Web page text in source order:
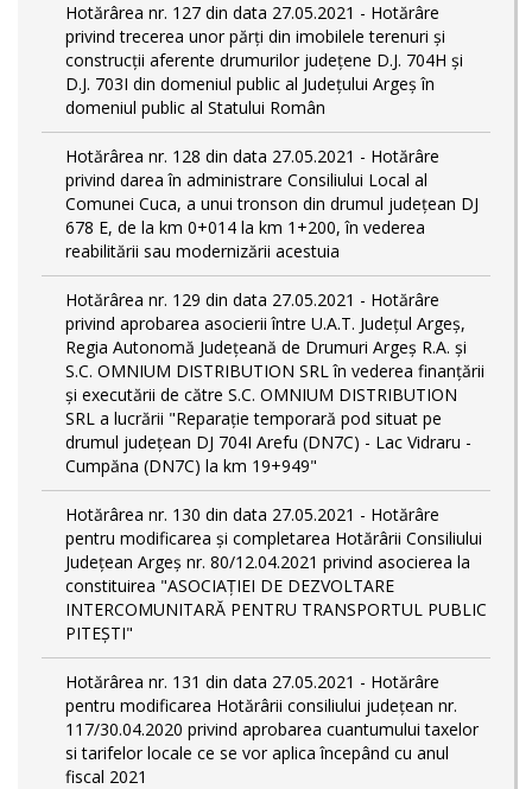
Hotărârea nr. 127 din data 27.05.2021 - Hotărâre
privind trecerea unor părţi din imobilele terenuri şi
construcţii aferente drumurilor județene D.J. 704H și
D.J. 703I din domeniul public al Județului Argeș în
domeniul public al Statului Român
Hotărârea nr. 128 din data 27.05.2021 - Hotărâre
privind darea în administrare Consiliului Local al
Comunei Cuca, a unui tronson din drumul județean DJ
678 E, de la km 0+014 la km 1+200, în vederea
reabilitării sau modernizării acestuia
Hotărârea nr. 129 din data 27.05.2021 - Hotărâre
privind aprobarea asocierii între U.A.T. Județul Argeș,
Regia Autonomă Județeană de Drumuri Argeș R.A. și
S.C. OMNIUM DISTRIBUTION SRL în vederea finanţării
şi executării de către S.C. OMNIUM DISTRIBUTION
SRL a lucrării "Reparație temporară pod situat pe
drumul județean DJ 704I Arefu (DN7C) - Lac Vidraru -
Cumpăna (DN7C) la km 19+949"
Hotărârea nr. 130 din data 27.05.2021 - Hotărâre
pentru modificarea și completarea Hotărârii Consiliului
Județean Argeș nr. 80/12.04.2021 privind asocierea la
constituirea "ASOCIAȚIEI DE DEZVOLTARE
INTERCOMUNITARĂ PENTRU TRANSPORTUL PUBLIC
PITEȘTI"
Hotărârea nr. 131 din data 27.05.2021 - Hotărâre
pentru modificarea Hotărârii consiliului județean nr.
117/30.04.2020 privind aprobarea cuantumului taxelor
si tarifelor locale ce se vor aplica începând cu anul
fiscal 2021